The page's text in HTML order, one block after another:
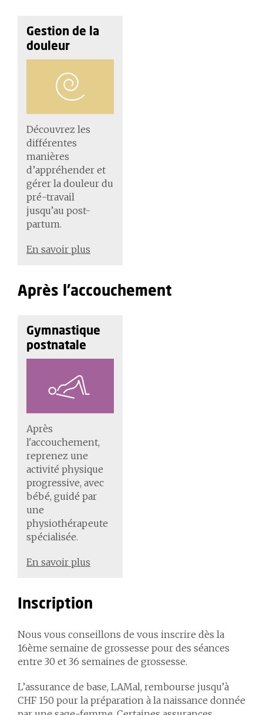
Gestion de la
douleur
Découvrez les
différentes
manières
d’appréhender et
gérer la douleur du
pré-travail
jusqu’au post-
partum.
En savoir plus
Après l'accouchement
Gymnastique
postnatale
Après
l'accouchement,
reprenez une
activité physique
progressive, avec
bébé, guidé par
une
physiothérapeute
spécialisée.
En savoir plus
Inscription
Nous vous conseillons de vous inscrire dès la
16ème semaine de grossesse pour des séances
entre 30 et 36 semaines de grossesse.
L’assurance de base, LAMal, rembourse jusqu’à
CHF 150 pour la préparation à la naissance donnée